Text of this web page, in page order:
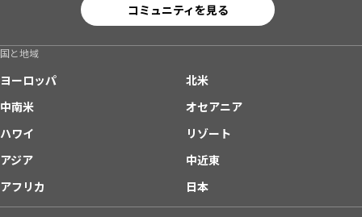
コミュニティを見る
国と地域
ヨーロッパ
北米
中南米
オセアニア
ハワイ
リゾート
アジア
中近東
アフリカ
日本